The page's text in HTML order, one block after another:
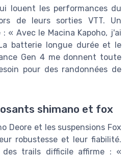
louent les performances du
de leurs sorties VTT. Un
« Avec le Macina Kapoho, j'ai
batterie longue durée et le
Gen 4 me donnent toute
pour des randonnées de
shimano et fox
Deore et les suspensions Fox
robustesse et leur fiabilité.
trails difficile affirme : «